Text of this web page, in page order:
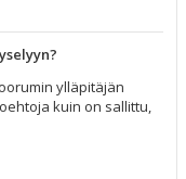
ylläpitäjän
kuin on sallittu,